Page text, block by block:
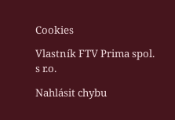
Cookies
Vlastník FTV Prima spol.
s r.o.
Nahlásit chybu